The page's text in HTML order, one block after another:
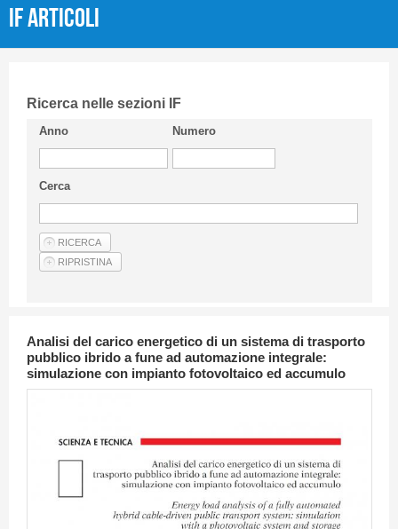
CIFI in breve
Linee Guida
Privacy Policy
Articoli
IF Articoli
Ricerca nelle sezioni IF
Anno Numero
Cerca
Analisi del carico energetico di un sistema di trasporto
pubblico ibrido a fune ad automazione integrale:
simulazione con impianto fotovoltaico ed accumulo